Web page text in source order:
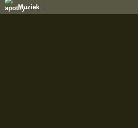
Muziek